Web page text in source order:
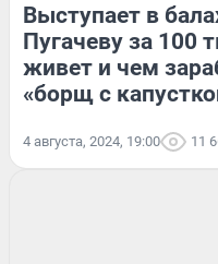
Выступает в
Пугачеву за 100
живет и чем
«борщ с
4 августа, 2024, 19:00 11